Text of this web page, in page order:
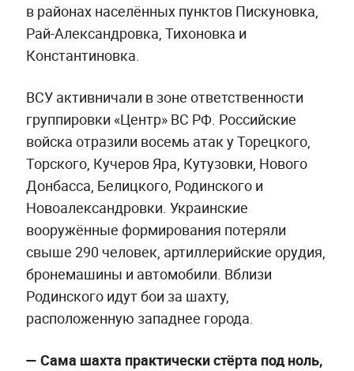
в районах населённых пунктов Пискуновка,
Рай-Александровка, Тихоновка и
Константиновка.
ВСУ активничали в зоне ответственности
группировки «Центр» ВС РФ. Российские
войска отразили восемь атак у Торецкого,
Торского, Кучеров Яра, Кутузовки, Нового
Донбасса, Белицкого, Родинского и
Новоалександровки. Украинские
вооружённые формирования потеряли
свыше 290 человек, артиллерийские орудия,
бронемашины и автомобили. Вблизи
Родинского идут бои за шахту,
расположенную западнее города.
— Сама шахта практически стёрта под ноль,